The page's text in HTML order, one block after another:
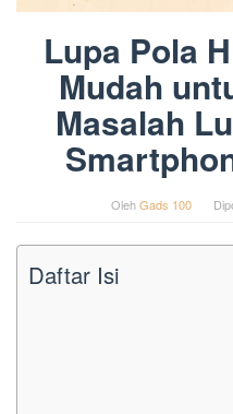
Lupa Pola
Mudah
Masalah
OlehGads 100
Daftar Isi